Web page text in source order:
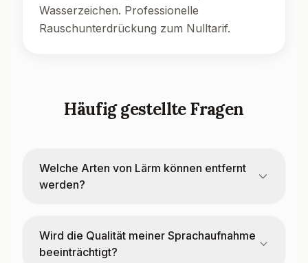
Wasserzeichen. Professionelle
Rauschunterdrückung zum Nulltarif.
Häufig gestellte Fragen
Welche Arten von Lärm können entfernt
werden?
Wird die Qualität meiner Sprachaufnahme
beeinträchtigt?